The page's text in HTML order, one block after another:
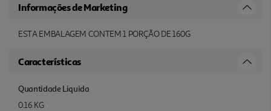
Informações de Marketing
ESTA EMBALAGEM CONTEM 1 PORÇÃO DE 160G
Características
Quantidade Liquida
0.16 KG